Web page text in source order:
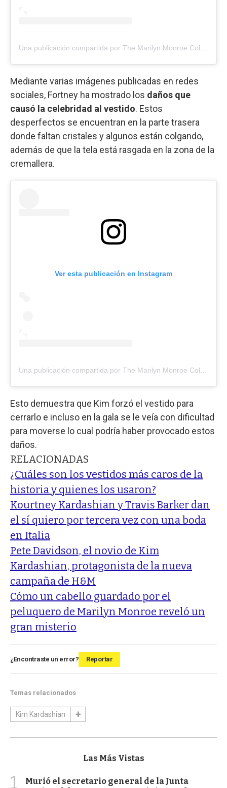
Mediante varias imágenes publicadas en redes
sociales, Fortney ha mostrado los daños que
causó la celebridad al vestido. Estos
desperfectos se encuentran en la parte trasera
donde faltan cristales y algunos están colgando,
además de que la tela está rasgada en la zona de la
cremallera.
Ver esta publicación en Instagram
Esto demuestra que Kim forzó el vestido para
cerrarlo e incluso en la gala se le veía con dificultad
para moverse lo cual podría haber provocado estos
daños.
RELACIONADAS
¿Cuáles son los vestidos más caros de la
historia y quienes los usaron?
Kourtney Kardashian y Travis Barker dan
el sí quiero por tercera vez con una boda
en Italia
Pete Davidson, el novio de Kim
Kardashian, protagonista de la nueva
campaña de H&M
Cómo un cabello guardado por el
peluquero de Marilyn Monroe reveló un
gran misterio
¿Encontraste un error? Reportar
Temas relacionados
Kim Kardashian
Las Más Vistas
1
Murió el secretario general de la Junta